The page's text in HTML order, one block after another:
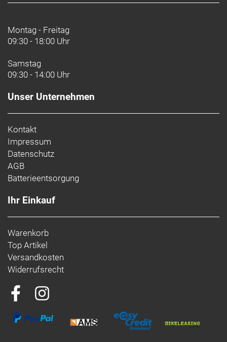
Montag - Freitag
09:30 - 18:00 Uhr
Samstag
09:30 - 14:00 Uhr
Unser Unternehmen
Kontakt
Impressum
Datenschutz
AGB
Batterieentsorgung
Ihr Einkauf
Warenkorb
Top Artikel
Versandkosten
Widerrufsrecht